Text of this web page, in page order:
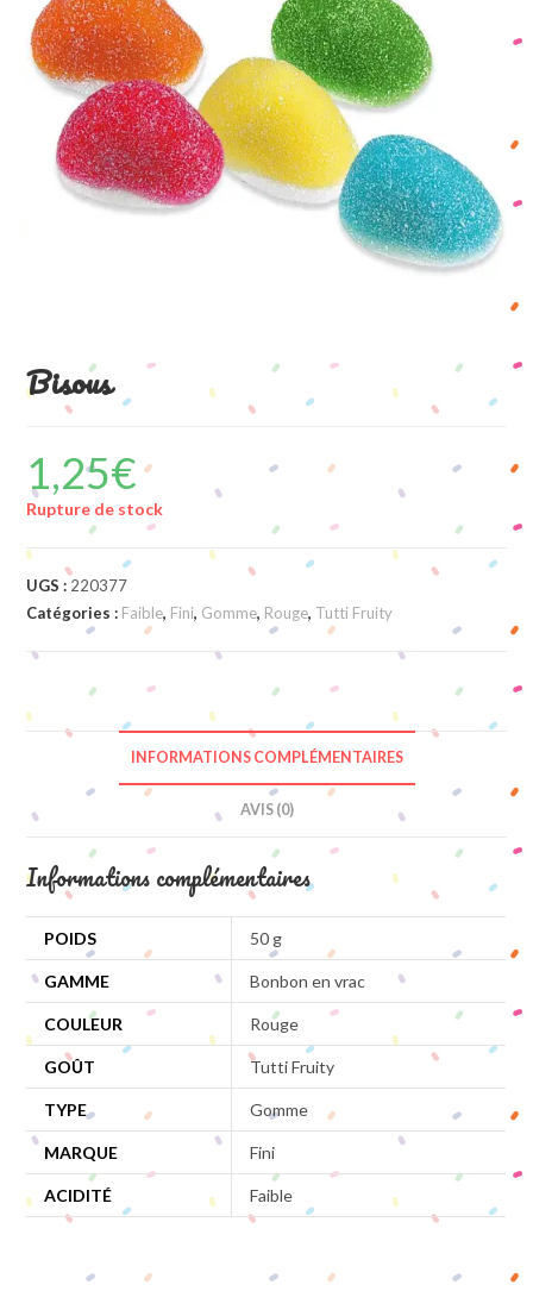
Bisous
1,25€
Rupture de stock
UGS : 220377
Catégories : Faible, Fini, Gomme, Rouge, Tutti Fruity
INFORMATIONS COMPLÉMENTAIRES
AVIS (0)
Informations complémentaires
POIDS 50 g
GAMME Bonbon en vrac
COULEUR Rouge
GOÛT Tutti Fruity
TYPE Gomme
MARQUE Fini
ACIDITÉ Faible